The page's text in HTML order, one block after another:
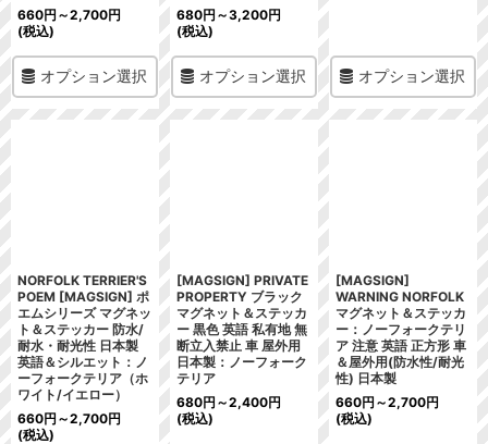
660円 ～2,700円
(税込)
オプション選択
680円 ～3,200円
(税込)
オプション選択 オプション選択
NORFOLK TERRIER'S
POEM [MAGSIGN] ポ
エムシリーズ マグネッ
ト＆ステッカー 防水/
耐水・耐光性 日本製
英語＆シルエット：ノ
ーフォークテリア（ホ
ワイト/イエロー）
660円 ～2,700円
(税込)
[MAGSIGN] PRIVATE
PROPERTY ブラック
マグネット＆ステッカ
ー 黒色 英語 私有地 無
断立入禁止 車 屋外用
日本製：ノーフォーク
テリア
680円 ～2,400円
(税込)
[MAGSIGN]
WARNING NORFOLK
マグネット＆ステッカ
ー：ノーフォークテリ
ア 注意 英語 正方形 車
＆屋外用(防水性/耐光
性) 日本製
660円 ～2,700円
(税込)